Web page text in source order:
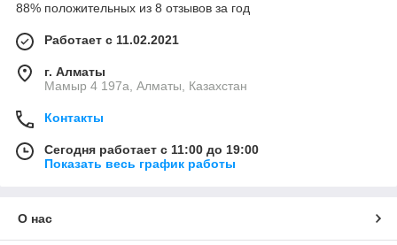
88% положительных из 8 отзывов за год
Работает с 11.02.2021
г. Алматы
Мамыр 4 197а, Алматы, Казахстан
Контакты
Сегодня работает с 11:00 до 19:00
Показать весь график работы
О нас